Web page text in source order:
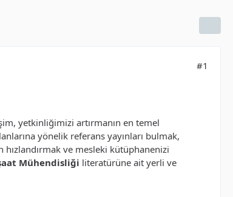
#1
yetkinliğimizi artırmanın en temel
yönelik referans yayınları bulmak,
hızlandırmak ve mesleki kütüphanenizi
Mühendisliği literatürüne ait yerli ve